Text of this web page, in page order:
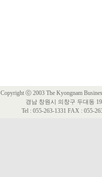
Copyright ⓒ 2003 The Kyongnam
경남 창원시 의창구 두대동
Tel : 055-263-1331 FAX : 055-